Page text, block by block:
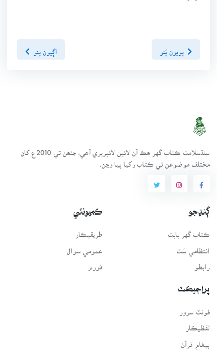
پويون پَنو اڳيون پنو
سنڌسلامت ڪتاب گهر ھڪ آن لائين لائبريري آھي، جنھن تي 2010ع کان
مختلف موضوعن تي ڪتاب رکيا پيا وڃن.
ڳنڍجو
ڪتاب گهر بابت
انتظامي سَٿ
رابطو
ڪميونٽي
طريقيڪار
عمومي سوال
فورم
پراجيڪٽ
لفظيڪار
پيغامِ قرآن